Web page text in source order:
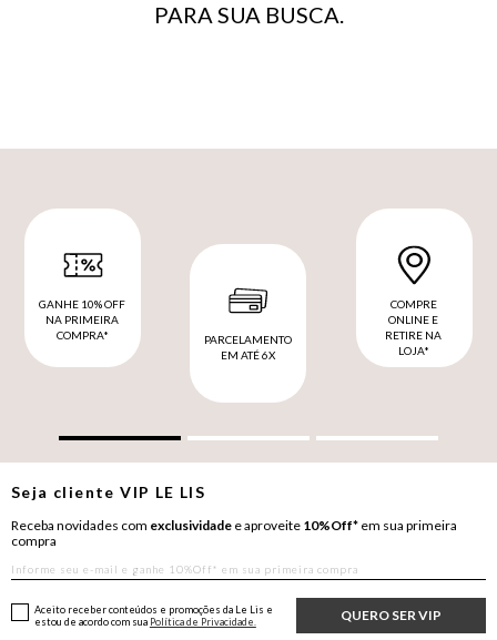
PARA SUA BUSCA.
GANHE 10% OFF
NA PRIMEIRA
COMPRA*
PARCELAMENTO
EM ATÉ 6X
COMPRE
ONLINE E
RETIRE NA
LOJA*
Seja clienteVIP LE LIS
Receba novidades com exclusividade e aproveite 10%Off* em sua primeira
compra
QUERO SER VIP
Aceito receber conteúdos e promoções da Le Lis e
estou de acordo com sua Política de Privacidade.